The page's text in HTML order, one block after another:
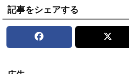
記事をシェアする